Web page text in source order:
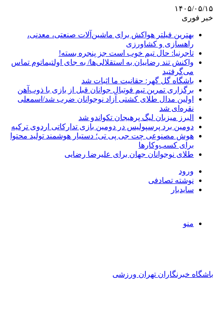
۱۴۰۵/۰۵/۱۵
خبر فوری
بهترین فیلتر هواکش برای ماشین‌آلات صنعتی، معدنی،
راهسازی و کشاورزی
تاجرنیا: حال تیم خوب است جز پنجره بسته!
واکنش تند رضاییان به استقلالی‌ها/ به جای اولتیماتوم تماس
می‌گرفتید
باشگاه گل گهر: حقانیت ما اثبات شد
برگزاری تمرین تیم فوتبال جوانان قبل از بازی با ذوب‌آهن
اولین مدال طلای کشتی آزاد نوجوانان ضرب شد/اسمعلی
نقره‌ای شد
البرز میزبان لیگ پرهیجان تکواندو شد
دومین برد پرسپولیس در دومین بازی تدارکاتی اردوی ترکیه
هوش مصنوعی چت جی پی تی؛ دستیار هوشمند تولید محتوا
برای کسب‌وکارها
طلای نوجوانان جهان برای علیرضا رضایی
ورود
نوشته تصادفی
سایدبار
منو
باشگاه خبرنگاران تهران ورزشی